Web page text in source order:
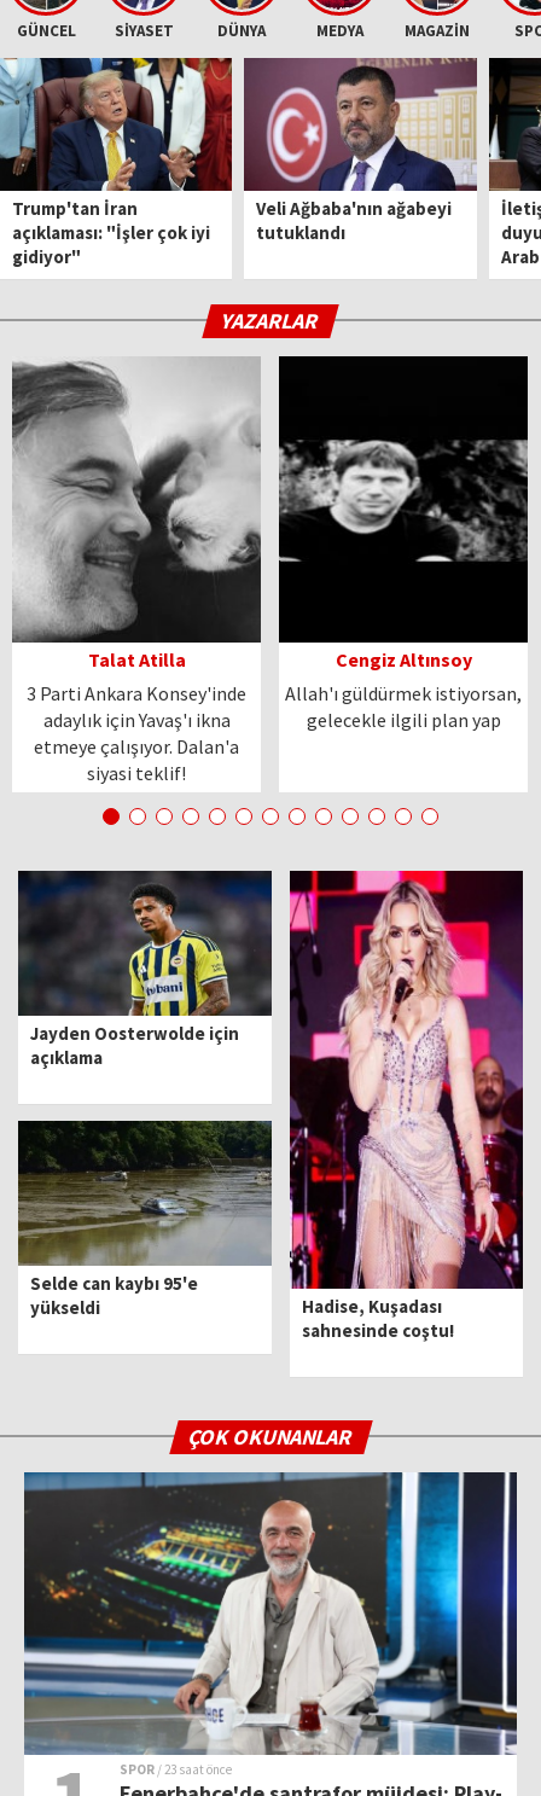
GÜNCEL SİYASET DÜNYA MEDYA MAGAZİN
Trump'tan İran
açıklaması: "İşler çok iyi
gidiyor"
Veli Ağbaba'nın ağabeyi
tutuklandı
YAZARLAR
Talat Atilla
3 Parti Ankara Konsey'inde
adaylık için Yavaş'ı ikna
etmeye çalışıyor. Dalan'a
siyasi teklif!
Cengiz Altınsoy
Allah'ı güldürmek istiyorsan,
gelecekle ilgili plan yap
Jayden Oosterwolde için
açıklama
Selde can kaybı 95'e
yükseldi
Hadise, Kuşadası
sahnesinde coştu!
ÇOK OKUNANLAR
SPOR / 23 saat önce